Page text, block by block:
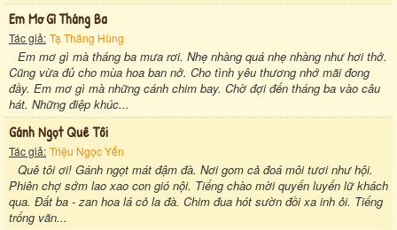
Em Mơ Gì Tháng Ba
Tác giả: Tạ Thăng Hùng
Em mơ gì mà tháng ba mưa rơi. Nhẹ nhàng quá nhẹ nhàng như hơi thở.
Cũng vừa đủ cho mùa hoa ban nở. Cho tình yêu thương nhớ mãi đong
đầy. Em mơ gì mà những cánh chim bay. Chờ đợi đến tháng ba vào câu
hát. Những điệp khúc...
Gánh Ngọt Quê Tôi
Tác giả: Triệu Ngọc Yến
Quê tôi ơi! Gánh ngọt mát đậm đà. Nơi gom cả đoá môi tươi như hội.
Phiên chợ sớm lao xao con gió nội. Tiếng chào mời quyến luyến lữ khách
qua. Đất ba - zan hoa lá cỏ la đà. Chim đua hót sườn đồi xa inh ỏi. Tiếng
trống vãn...